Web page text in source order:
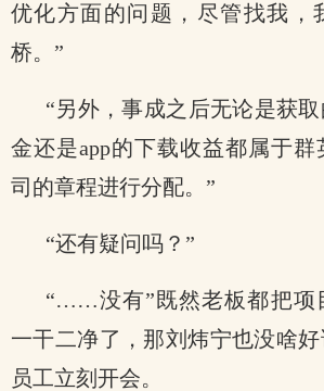
优化方面的问题，尽管找我，
桥。”
“另外，事成之后无论是获
金还是app的下载收益都属于
司的章程进行分配。”
“还有疑问吗？”
“……没有”既然老板都把项
一干二净了，那刘炜宁也没啥
员工立刻开会。